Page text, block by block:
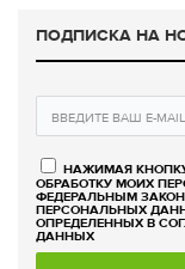
ПОДПИСКА НА
НАЖИМАЯ
ОБРАБОТКУ МОИХ
ФЕДЕРАЛЬНЫМ
ПЕРСОНАЛЬНЫХ
ОПРЕДЕЛЕННЫХ В
ДАННЫХ